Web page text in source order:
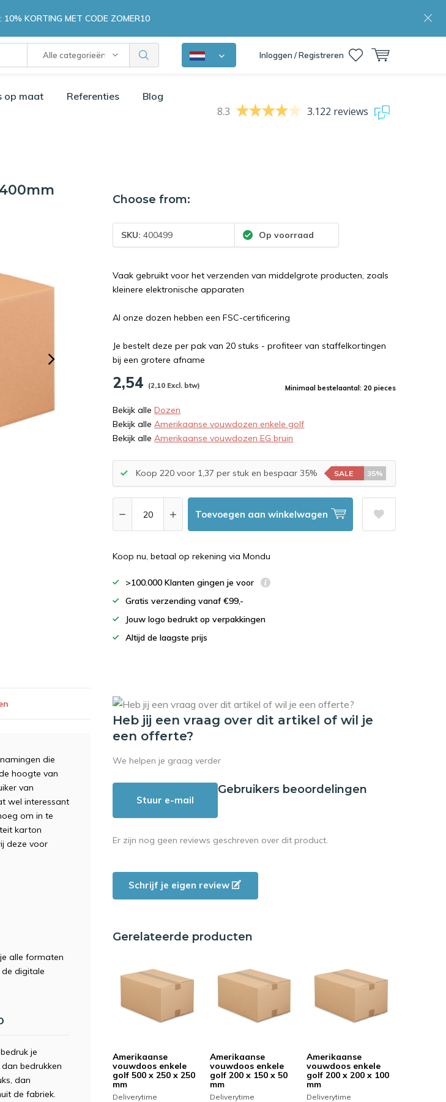
Alle categorieën Inloggen / Registreren
10% KORTING MET CODE ZOMER10
op maat Referenties Blog
8.3 3.122 reviews
Choose from:
SKU: 400499 Op voorraad
Vaak gebruikt voor het verzenden van middelgrote producten, zoals
kleinere elektronische apparaten
Al onze dozen hebben een FSC-certificering
Je bestelt deze per pak van 20 stuks - profiteer van staffelkortingen
bij een grotere afname
2,54 (2,10 Excl. btw) Minimaal bestelaantal: 20 pieces
Bekijk alleDozen
Bekijk alleAmerikaanse vouwdozen enkele golf
Bekijk alleAmerikaanse vouwdozen EG bruin
Koop 220 voor 1,37 per stuk en bespaar 35% SALE 35%
Toevoegen aan winkelwagen
Koop nu, betaal op rekening via Mondu
>100.000 Klanten gingen je voor
Gratis verzending vanaf €99,-
Jouw logo bedrukt op verpakkingen
Altijd de laagste prijs
die
hoogte van
van
wel interessant
om in te
karton
deze voor
alle formaten
digitale
je
bedrukken
dan
de fabriek.
Heb jij een vraag over dit artikel of wil je
een offerte?
We helpen je graag verder
Stuur e-mail
Gebruikers beoordelingen
Er zijn nog geen reviews geschreven over dit product.
Schrijf je eigen review
Gerelateerde producten
Amerikaanse
vouwdoos enkele
golf 500 x 250 x 250
mm
Deliverytime
Amerikaanse
vouwdoos enkele
golf 200 x 150 x 50
mm
Deliverytime
Amerikaanse
vouwdoos enkele
golf 200 x 200 x 100
mm
Deliverytime